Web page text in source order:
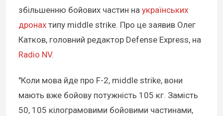
збільшенню бойових частин на українських
дронах типу middle strike. Про це заявив Олег
Катков, головний редактор Defense Express, на
Radio NV.
"Коли мова йде про F-2, middle strike, вони
мають вже бойову потужність 105 кг. Замість
50, 105 кілограмовими бойовими частинами,